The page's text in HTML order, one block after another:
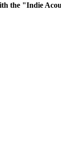
the "Indie